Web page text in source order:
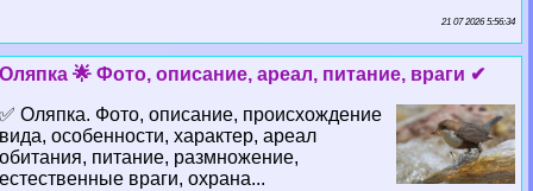
21 07 2026 5:56:34
Оляпка 🌟 Фото, описание, ареал, питание, враги ✔
✅ Оляпка. Фото, описание, происхождение
вида, особенности, хаpaктер, ареал
обитания, питание, размножение,
естественные враги, охрана...